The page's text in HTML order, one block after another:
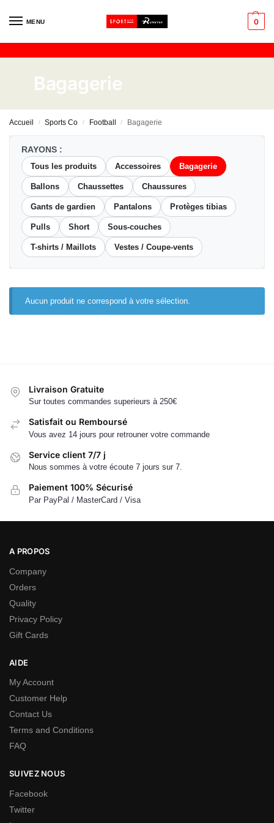
MENU 0
Bagagerie
Accueil / Sports Co / Football / Bagagerie
RAYONS :
Tous les produits
Accessoires Bagagerie
Ballons Chaussettes Chaussures
Gants de gardien Pantalons Protèges tibias
Pulls Short Sous-couches
T-shirts / Maillots Vestes / Coupe-vents
Aucun produit ne correspond à votre sélection.
Livraison Gratuite
Sur toutes commandes superieurs à 250€
Satisfait ou Remboursé
Vous avez 14 jours pour retrouner votre commande
Service client 7/7 j
Nous sommes à votre écoute 7 jours sur 7.
Paiement 100% Sécurisé
Par PayPal / MasterCard / Visa
A PROPOS
Company
Orders
Quality
Privacy Policy
Gift Cards
AIDE
My Account
Customer Help
Contact Us
Terms and Conditions
FAQ
SUIVEZ NOUS
Facebook
Twitter